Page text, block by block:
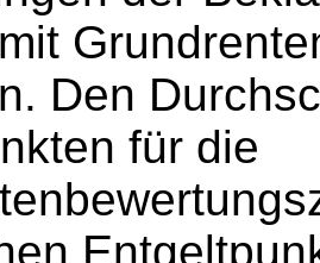
Den
für die